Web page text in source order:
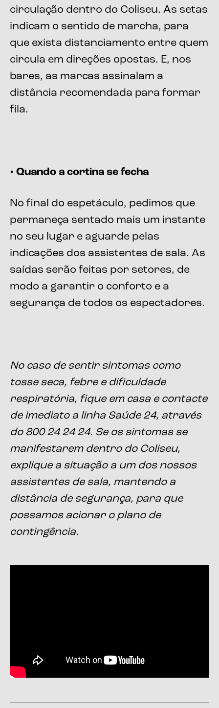
circulação dentro do Coliseu. As setas
indicam o sentido de marcha, para
que exista distanciamento entre quem
circula em direções opostas. E, nos
bares, as marcas assinalam a
distância recomendada para formar
fila.
• Quando a cortina se fecha
No final do espetáculo, pedimos que
permaneça sentado mais um instante
no seu lugar e aguarde pelas
indicações dos assistentes de sala. As
saídas serão feitas por setores, de
modo a garantir o conforto e a
segurança de todos os espectadores.
No caso de sentir sintomas como
tosse seca, febre e dificuldade
respiratória, fique em casa e contacte
de imediato a linha Saúde 24, através
do 800 24 24 24. Se os sintomas se
manifestarem dentro do Coliseu,
explique a situação a um dos nossos
assistentes de sala, mantendo a
distância de segurança, para que
possamos acionar o plano de
contingência.